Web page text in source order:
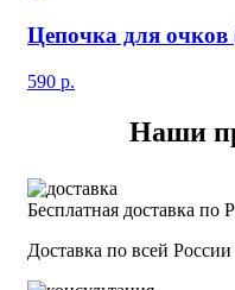
Цепочка для очков
590 р.
Наши
Бесплатная доставка по
Доставка по всей